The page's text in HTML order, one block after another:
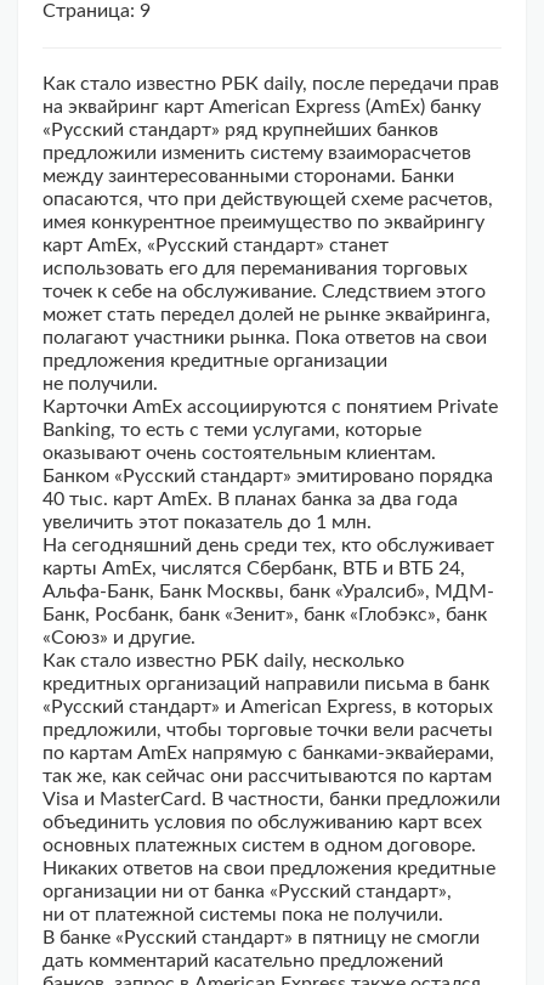
Страница: 9
Как стало известно РБК daily, после передачи прав
на эквайринг карт American Express (AmEx) банку
«Русский стандарт» ряд крупнейших банков
предложили изменить систему взаиморасчетов
между заинтересованными сторонами. Банки
опасаются, что при действующей схеме расчетов,
имея конкурентное преимущество по эквайрингу
карт AmEx, «Русский стандарт» станет
использовать его для переманивания торговых
точек к себе на обслуживание. Следствием этого
может стать передел долей не рынке эквайринга,
полагают участники рынка. Пока ответов на свои
предложения кредитные организации
не получили.
Карточки AmEx ассоциируются с понятием Private
Banking, то есть с теми услугами, которые
оказывают очень состоятельным клиентам.
Банком «Русский стандарт» эмитировано порядка
40 тыс. карт AmEx. В планах банка за два года
увеличить этот показатель до 1 млн.
На сегодняшний день среди тех, кто обслуживает
карты AmEx, числятся Сбербанк, ВТБ и ВТБ 24,
Альфа-Банк, Банк Москвы, банк «Уралсиб», МДМ-
Банк, Росбанк, банк «Зенит», банк «Глобэкс», банк
«Союз» и другие.
Как стало известно РБК daily, несколько
кредитных организаций направили письма в банк
«Русский стандарт» и American Express, в которых
предложили, чтобы торговые точки вели расчеты
по картам AmEx напрямую с банками-эквайерами,
так же, как сейчас они рассчитываются по картам
Visa и MasterCard. В частности, банки предложили
объединить условия по обслуживанию карт всех
основных платежных систем в одном договоре.
Никаких ответов на свои предложения кредитные
организации ни от банка «Русский стандарт»,
ни от платежной системы пока не получили.
В банке «Русский стандарт» в пятницу не смогли
дать комментарий касательно предложений